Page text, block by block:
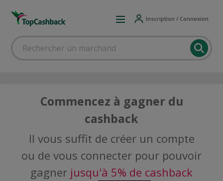
Inscription / Connexion
Commencez à gagner du
cashback
Il vous suffit de créer un compte
ou de vous connecter pour pouvoir
gagner jusqu'à 5% de cashback